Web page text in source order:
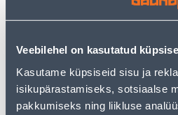
Veebilehel on kasutatud
Kasutame küpsiseid sisu ja
isikupärastamiseks, sotsiaalse
pakkumiseks ning liikluse
Посмотреть наличие